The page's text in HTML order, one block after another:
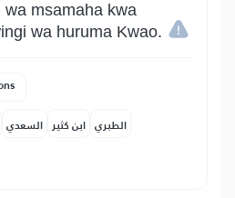
msamaha kwa
wa huruma Kwao.
السعدي ابن كثير الطبري